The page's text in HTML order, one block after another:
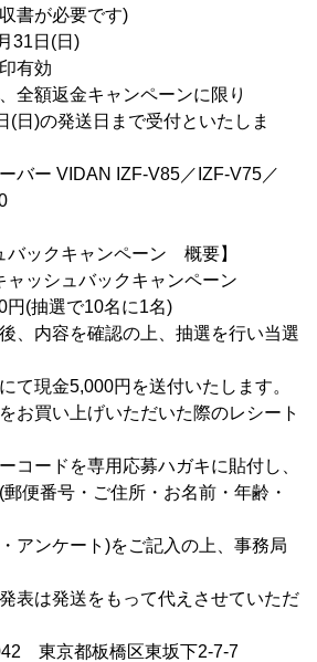
必要です)
31日(日)
効
金キャンペーンに限り
送日まで受付といたしま
バー VIDAN IZF-V85／IZF-V75／
バックキャンペーン 概要】
ッシュバックキャンペーン
(抽選で10名に1名)
、内容を確認の上、抽選を行い当選
5,000円を送付いたします。
お買い上げいただいた際のレシート
を専用応募ハガキに貼付し、
・ご住所・お名前・年齢・
ート)をご記入の上、事務局
は発送をもって代えさせていただ
東京都板橋区東坂下2-7-7